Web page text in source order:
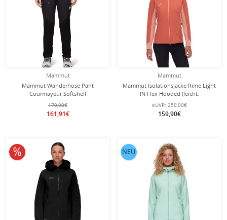
Mammut
Mammut Wanderhose Pant
Courmayeur Softshell
(atmungsaktiv, windabweisend)
lang schwarz Damen
179,90€
161,91€
Mammut
Mammut Isolationsjacke Rime Light
IN Flex Hooded (leicht,
windabweisend, atmungsaktiv)
ziegelsteinrot Damen
eUVP: 250,00€
159,90€
10% reduziert NEU